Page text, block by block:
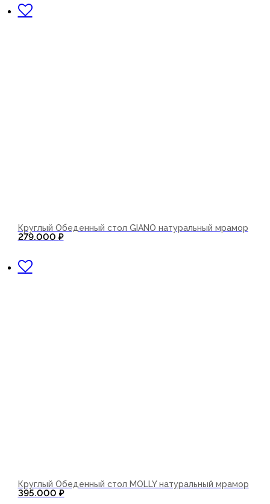
Круглый Обеденный стол GIANO натуральный мрамор
279.000 ₽
Круглый Обеденный стол MOLLY натуральный мрамор
395.000 ₽